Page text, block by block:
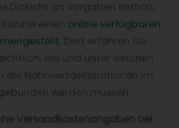
Dickicht an Vorgaben enthält,
einen online verfügbaren
. Dort erfahren Sie
wie und unter welchen
die Nährwertdeklarationen im
werden müssen.
Versandkostenangaben bei